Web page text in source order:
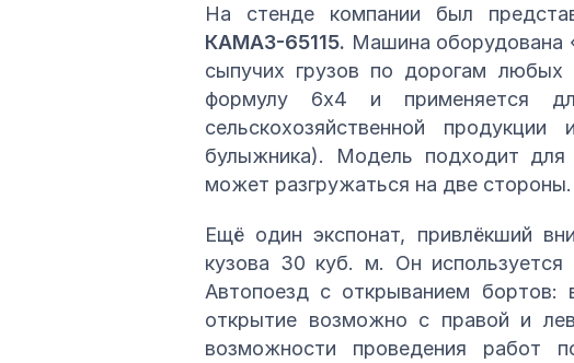
На стенде компании был
КАМАЗ-65115. Машина оборудована
сыпучих грузов по дорогам любых
формулу 6х4 и применяется
сельскохозяйственной
булыжника). Модель подходит для
может разгружаться на две стороны.
Ещё один экспонат, привлёкший
кузова 30 куб. м. Он используется
Автопоезд с открыванием бортов:
открытие возможно с правой и
возможности проведения работ